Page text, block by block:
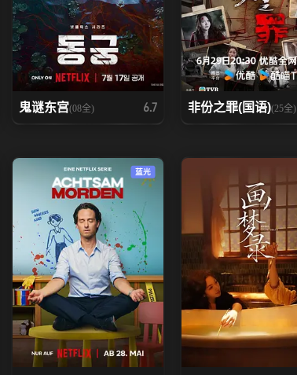
鬼谜东宫(08全) 6.7 非份之罪(国语)(25全)
蓝光